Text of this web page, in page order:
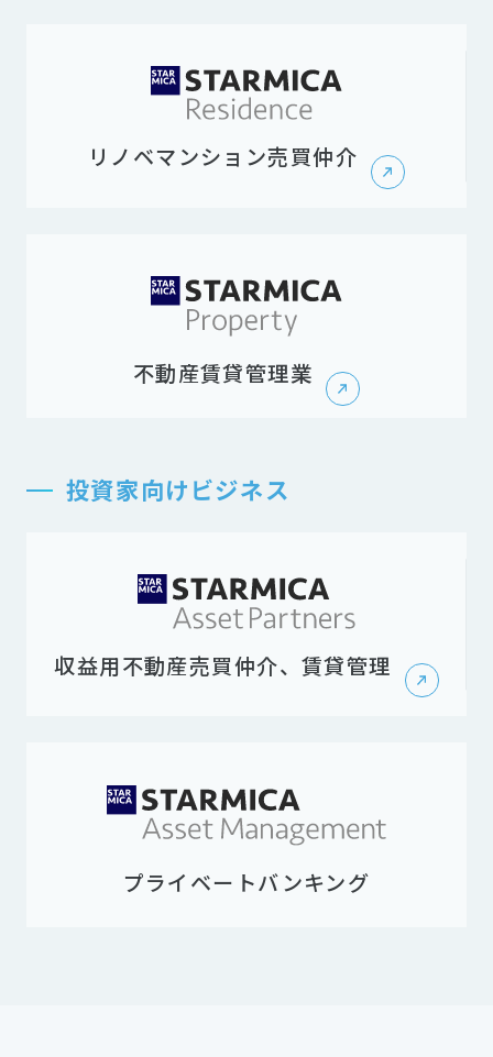
リノベマンション売買仲介
不動産賃貸管理業
投資家向けビジネス
収益用不動産売買仲介、賃貸管理
プライベートバンキング